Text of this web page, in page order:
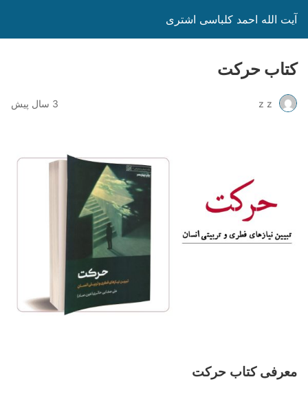
آیت الله احمد کلباسی اشتری
کتاب حرکت
z z 3 سال پیش
معرفی کتاب حرکت